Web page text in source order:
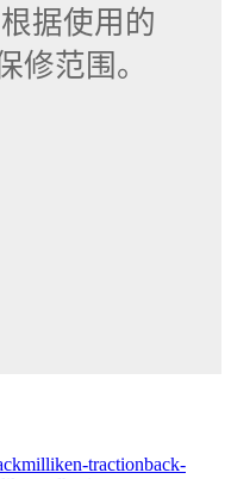
据使用的
修范围。
milliken-tractionback-